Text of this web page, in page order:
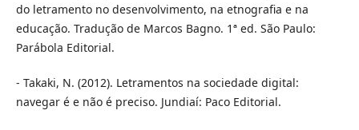
do letramento no desenvolvimento, na etnografia e na
educação. Tradução de Marcos Bagno. 1ª ed. São Paulo:
Parábola Editorial.
- Takaki, N. (2012). Letramentos na sociedade digital:
navegar é e não é preciso. Jundiaí: Paco Editorial.